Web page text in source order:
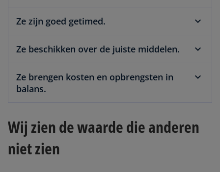
Ze zijn goed getimed.
Ze beschikken over de juiste middelen.
Ze brengen kosten en opbrengsten in
balans.
Wij zien de waarde die anderen
niet zien